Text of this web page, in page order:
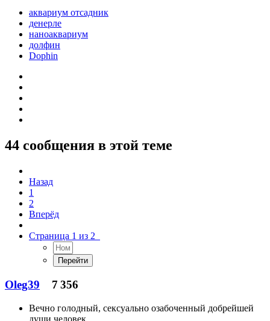
аквариум отсадник
денерле
наноаквариум
долфин
Dophin
44 сообщения в этой теме
Назад
1
2
Вперёд
Страница 1 из 2
Oleg39 7 356
Вечно голодный, сексуально озабоченный добрейшей
души человек